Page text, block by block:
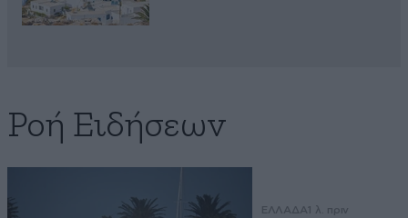
Ροή Ειδήσεων
ΕΛΛΑΔΑ 1 λ. πριν